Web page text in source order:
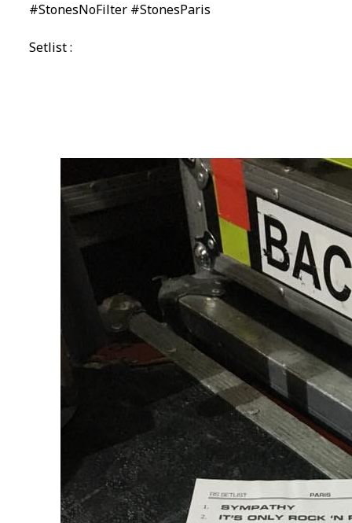
#StonesNoFilter #StonesParis
Setlist :